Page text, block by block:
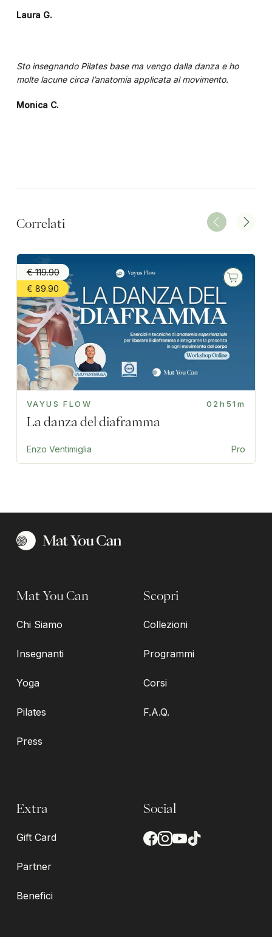
Laura G.
Sto insegnando Pilates base ma vengo dalla danza e ho
molte lacune circa l’anatomia applicata al movimento.
Monica C.
Correlati
€ 119.90
€ 89.90
VAYUS FLOW 02h51m
La danza del diaframma
Enzo Ventimiglia Pro
Mat You Can
Chi Siamo
Insegnanti
Yoga
Pilates
Press
Scopri
Collezioni
Programmi
Corsi
F.A.Q.
Extra
Gift Card
Partner
Benefici
Social